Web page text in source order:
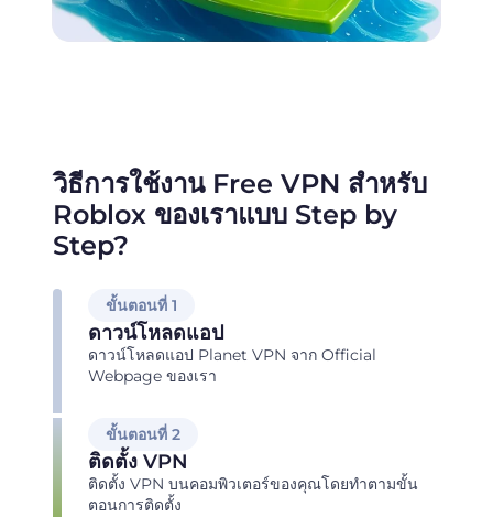
วิธีการใช้งาน Free VPN สำหรับ
Roblox ของเราแบบ Step by
Step?
ขั้นตอนที่ 1
ดาวน์โหลดแอป
ดาวน์โหลดแอป Planet VPN จาก Official
Webpage ของเรา
ขั้นตอนที่ 2
ติดตั้ง VPN
ติดตั้ง VPN บนคอมพิวเตอร์ของคุณโดยทำตามขั้น
ตอนการติดตั้ง